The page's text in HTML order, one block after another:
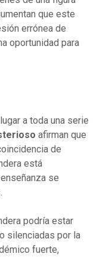
que este
errónea de
oportunidad para
a toda una serie
afirman que
de
está
se
podría estar
silenciadas por la
fuerte,